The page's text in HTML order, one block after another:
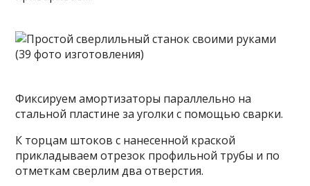
Фиксируем амортизаторы параллельно на
стальной пластине за уголки с помощью сварки.
К торцам штоков с нанесенной краской
прикладываем отрезок профильной трубы и по
отметкам сверлим два отверстия.